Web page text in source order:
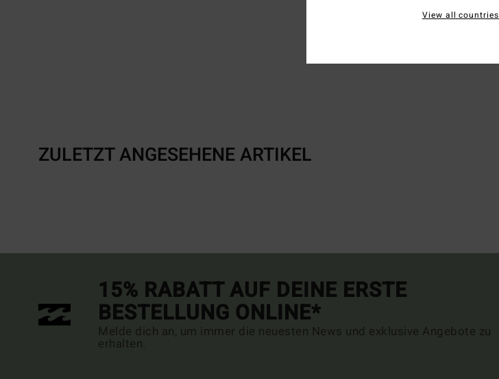
ZULETZT ANGESEHENE ARTIKEL
15% RABATT AUF DEINE ERSTE
BESTELLUNG ONLINE*
Melde dich an, um immer die neuesten News und exklusive Angebote zu
erhalten.
View all countries